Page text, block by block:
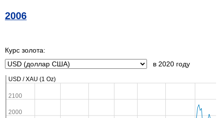
2006
Курс золота:
в 2020 году